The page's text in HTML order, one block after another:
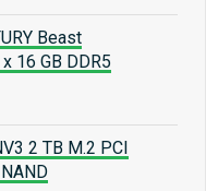
Beast
16 GB DDR5
2 TB M.2 PCI